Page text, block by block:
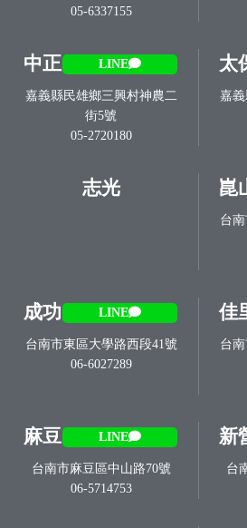
05-6337155
中正 LINE
嘉義縣民雄鄉三興村神農二
街5號
05-2720180
太
嘉
志光 崑
台
成功 LINE
台南市東區大學路西段41號
06-6027289
佳
台
麻豆 LINE
台南市麻豆區中山路70號
06-5714753
新
台